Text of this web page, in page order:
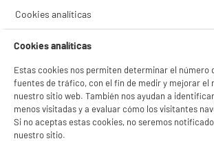
4.7/5 (739)
CORTAPELO BARBA Y PELO
Cookies analíticas
Cookies analíticas
Estas cookies nos permiten determinar el número
fuentes de tráfico, con el fin de medir y mejorar el
nuestro sitio web. También nos ayudan a
menos visitadas y a evaluar cómo los visitantes
Si no aceptas estas cookies, no seremos
nuestro sitio.